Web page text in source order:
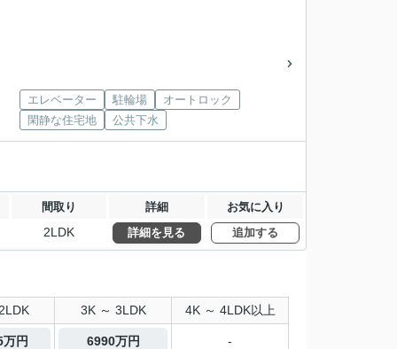
エレベーター 駐輪場
オートロック
閑静な住宅地
公共下水
間取り 詳細 お気に入り
2LDK 詳細を見る 追加する
3K ～ 3LDK 4K ～ 4LDK以上
円 6990万円 -